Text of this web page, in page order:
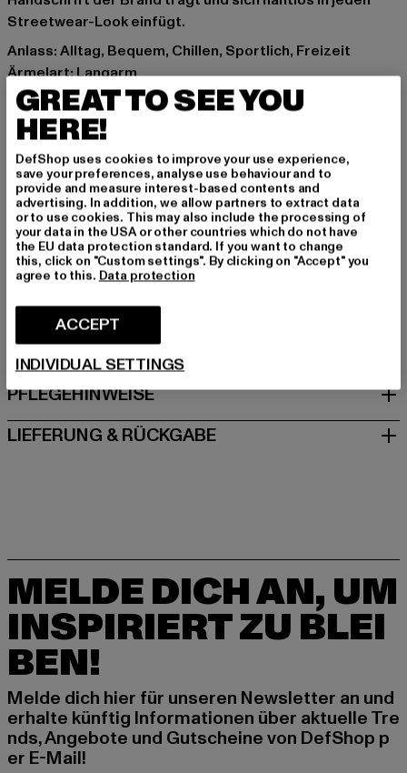
Streetwear-Look einfügt.
Anlass: Alltag, Bequem, Chillen, Sportlich, Freizeit
Ärmelart: Langarm
Verschlussarten: Reißverschluss
Details: Brandlogo, Rippstrickbündchen,
Einschubtaschen
Schnitt: Normal
Marke: UNFAIR ATHLETICS
Kat.: Übergangsjacken
Farbe: schwarz
Hersteller Farbe: black/red/blue
Materialzusammensetzung: 100% Polyester
GRÖSSE & PASSFORM
PFLEGEHINWEISE
LIEFERUNG & RÜCKGABE
MELDE DICH AN, UM
INSPIRIERT ZU BLEI
BEN!
Melde dich hier für unseren Newsletter an und
erhalte künftig Informationen über aktuelle Tre
nds, Angebote und Gutscheine von DefShop p
er E-Mail!
GREAT TO SEE YOU
HERE!
DefShop uses cookies to improve your use experience,
save your preferences, analyse use behaviour and to
provide and measure interest-based contents and
advertising. In addition, we allow partners to extract data
or to use cookies. This may also include the processing of
your data in the USA or other countries which do not have
the EU data protection standard. If you want to change
this, click on "Custom settings". By clicking on "Accept" you
agree to this. Data protection
ACCEPT
INDIVIDUAL SETTINGS